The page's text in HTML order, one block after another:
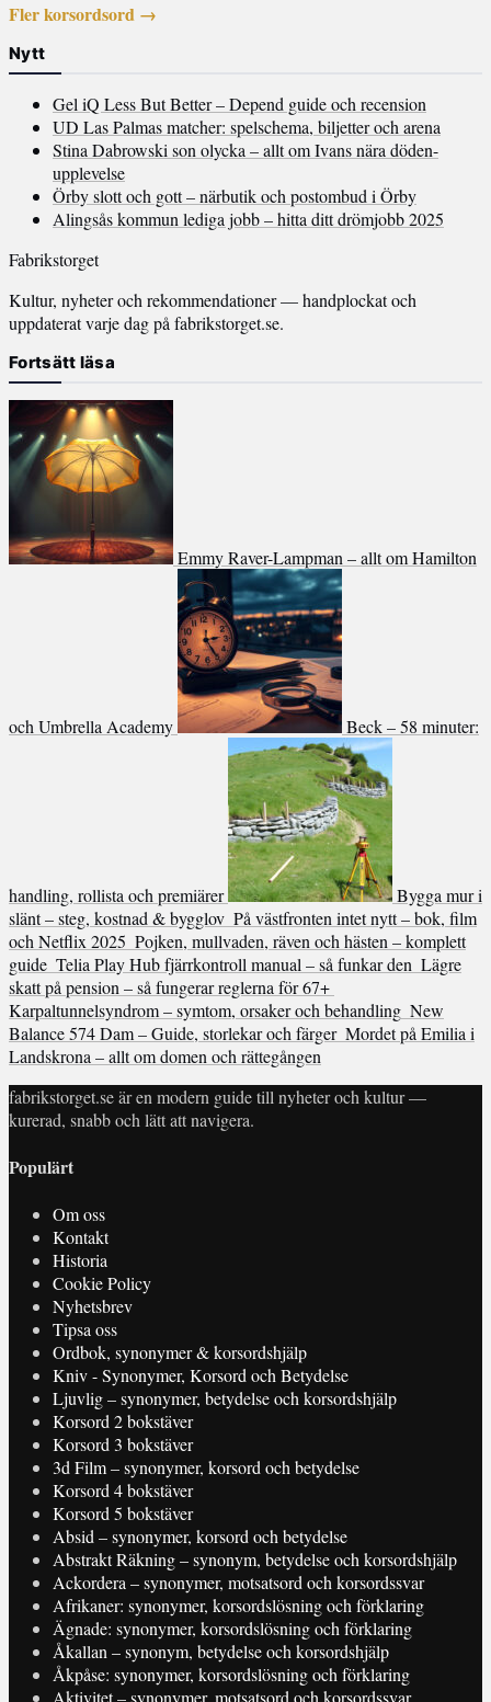
Fler korsordsord →
Nytt
Gel iQ Less But Better – Depend guide och recension
UD Las Palmas matcher: spelschema, biljetter och arena
Stina Dabrowski son olycka – allt om Ivans nära döden-
upplevelse
Örby slott och gott – närbutik och postombud i Örby
Alingsås kommun lediga jobb – hitta ditt drömjobb 2025
Fabrikstorget
Kultur, nyheter och rekommendationer — handplockat och
uppdaterat varje dag på fabrikstorget.se.
Fortsätt läsa
Emmy Raver-Lampman – allt om Hamilton
och Umbrella Academy Beck – 58 minuter:
handling, rollista och premiärer
Bygga mur i
slänt – steg, kostnad & bygglov På västfronten intet nytt – bok, film
och Netflix 2025 Pojken, mullvaden, räven och hästen – komplett
guide Telia Play Hub fjärrkontroll manual – så funkar den Lägre
skatt på pension – så fungerar reglerna för 67+
Karpaltunnelsyndrom – symtom, orsaker och behandling New
Balance 574 Dam – Guide, storlekar och färger Mordet på Emilia i
Landskrona – allt om domen och rättegången
fabrikstorget.se är en modern guide till nyheter och kultur —
kurerad, snabb och lätt att navigera.
Populärt
Om oss
Kontakt
Historia
Cookie Policy
Nyhetsbrev
Tipsa oss
Ordbok, synonymer & korsordshjälp
Kniv - Synonymer, Korsord och Betydelse
Ljuvlig – synonymer, betydelse och korsordshjälp
Korsord 2 bokstäver
Korsord 3 bokstäver
3d Film – synonymer, korsord och betydelse
Korsord 4 bokstäver
Korsord 5 bokstäver
Absid – synonymer, korsord och betydelse
Abstrakt Räkning – synonym, betydelse och korsordshjälp
Ackordera – synonymer, motsatsord och korsordssvar
Afrikaner: synonymer, korsordslösning och förklaring
Ägnade: synonymer, korsordslösning och förklaring
Åkallan – synonym, betydelse och korsordshjälp
Åkpåse: synonymer, korsordslösning och förklaring
Aktivitet – synonymer, motsatsord och korsordssvar